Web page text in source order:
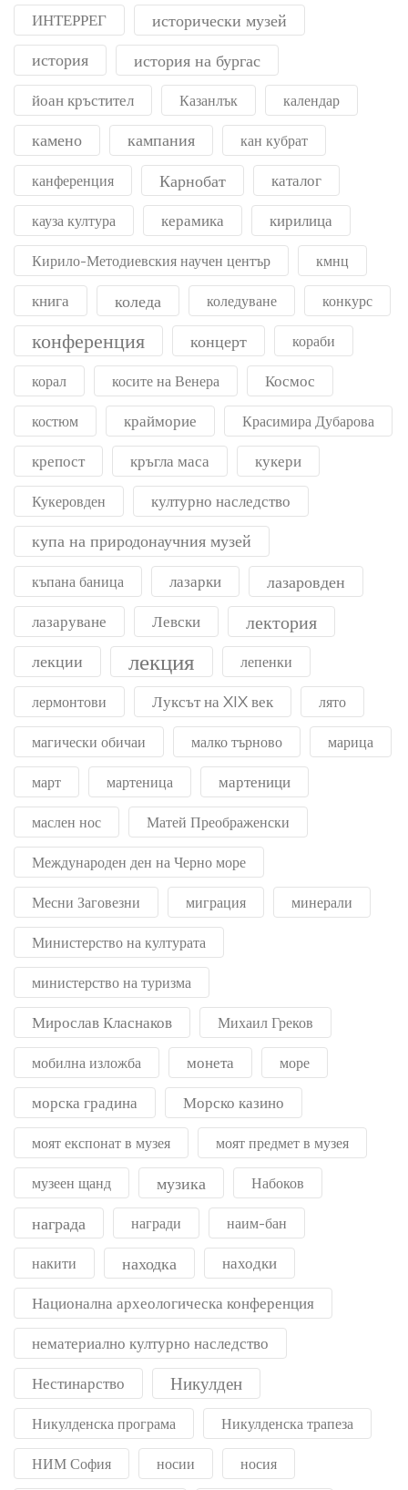
ИНТЕРРЕГ исторически музей
история история на бургас
йоан кръстител Казанлък календар
камено кампания кан кубрат
канференция Карнобат каталог
кауза култура керамика кирилица
Кирило-Методиевския научен център кмнц
книга коледа коледуване конкурс
конференция концерт кораби
корал косите на Венера Космос
костюм крайморие Красимира Дубарова
крепост кръгла маса кукери
Кукеровден културно наследство
купа на природонаучния музей
къпана баница лазарки лазаровден
лазаруване Левски лектория
лекции лекция лепенки
лермонтови Луксът на XIX век лято
магически обичаи малко търново марица
март мартеница мартеници
маслен нос Матей Преображенски
Международен ден на Черно море
Месни Заговезни миграция минерали
Министерство на културата
министерство на туризма
Мирослав Класнаков Михаил Греков
мобилна изложба монета море
морска градина Морско казино
моят експонат в музея моят предмет в музея
музеен щанд музика Набоков
награда награди наим-бан
накити находка находки
Национална археологическа конференция
нематериално културно наследство
Нестинарство Никулден
Никулденска програма Никулденска трапеза
НИМ София носии носия